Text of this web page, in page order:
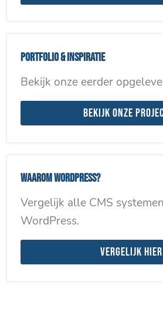
Portfolio & inspiratie
Bekijk onze eerder
Bekijk onze
Waarom WordPress?
Vergelijk alle CMS
WordPress.
Vergelijk hier